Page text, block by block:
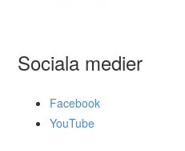
Sociala medier
Facebook
YouTube